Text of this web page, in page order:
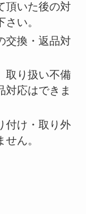
頂いた後の対
い。
交換・返品対
取り扱い不備
対応はできま
付け・取り外
ん。